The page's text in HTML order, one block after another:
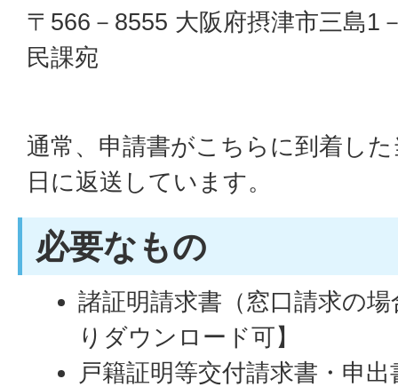
〒566－8555 大阪府摂津市三島1
民課宛
通常、申請書がこちらに到着し
日に返送しています。
必要なもの
諸証明請求書（窓口請求の
りダウンロード可】
戸籍証明等交付請求書・申